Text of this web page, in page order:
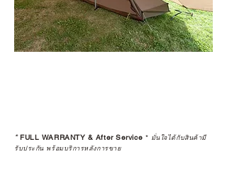
*FULL WARRANTY & After Service * มั่นใจได้กับสินค้ามี
รับประกัน พร้อมบริการหลังการขาย